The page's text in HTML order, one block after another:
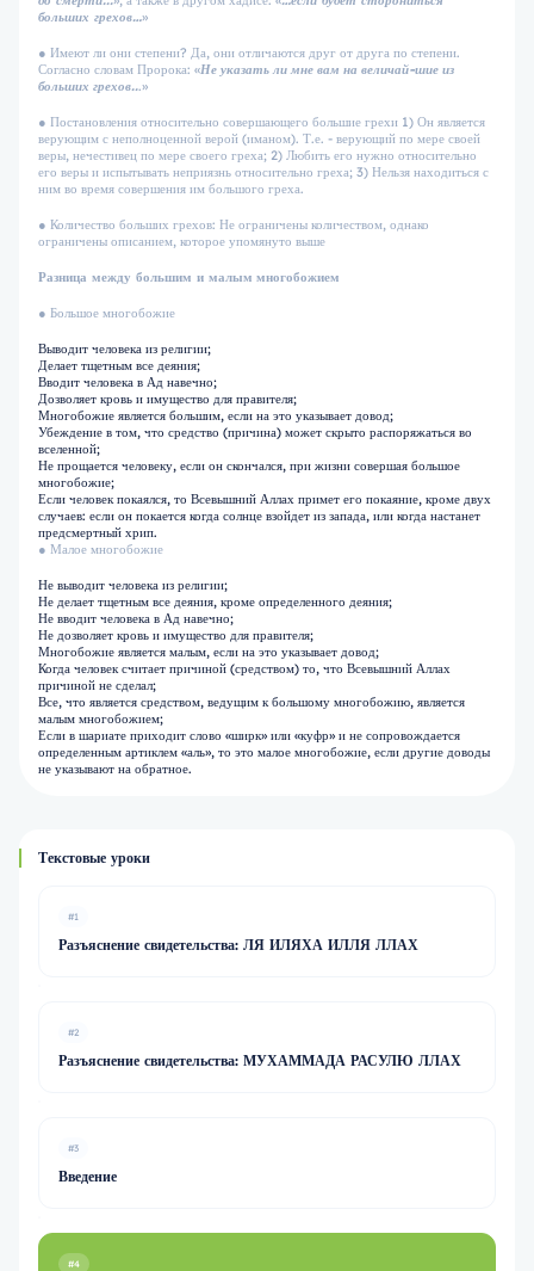
больших грехов…»
● Имеют ли они степени? Да, они отличаются друг от друга по степени.
Согласно словам Пророка: «Не указать ли мне вам на величай-шие из
больших грехов...»
● Постановления относительно совершающего большие грехи 1) Он является
верующим с неполноценной верой (иманом). Т.е. - верующий по мере своей
веры, нечестивец по мере своего греха; 2) Любить его нужно относительно
его веры и испытывать неприязнь относительно греха; 3) Нельзя находиться с
ним во время совершения им большого греха.
● Количество больших грехов: Не ограничены количеством, однако
ограничены описанием, которое упомянуто выше
Разница между большим и малым многобожием
● Большое многобожие
Выводит человека из религии;
Делает тщетным все деяния;
Вводит человека в Ад навечно;
Дозволяет кровь и имущество для правителя;
Многобожие является большим, если на это указывает довод;
Убеждение в том, что средство (причина) может скрыто распоряжаться во
вселенной;
Не прощается человеку, если он скончался, при жизни совершая большое
многобожие;
Если человек покаялся, то Всевышний Аллах примет его покаяние, кроме двух
случаев: если он покается когда солнце взойдет из запада, или когда настанет
предсмертный хрип.
● Малое многобожие
Не выводит человека из религии;
Не делает тщетным все деяния, кроме определенного деяния;
Не вводит человека в Ад навечно;
Не дозволяет кровь и имущество для правителя;
Многобожие является малым, если на это указывает довод;
Когда человек считает причиной (средством) то, что Всевышний Аллах
причиной не сделал;
Все, что является средством, ведущим к большому многобожию, является
малым многобожием;
Если в шариате приходит слово «ширк» или «куфр» и не сопровождается
определенным артиклем «аль», то это малое многобожие, если другие доводы
не указывают на обратное.
Текстовые уроки
#1
Разъяснение свидетельства: ЛЯ ИЛЯХА ИЛЛЯ ЛЛАХ
#2
Разъяснение свидетельства: МУХАММАДА РАСУЛЮ ЛЛАХ
#3
Введение
#4